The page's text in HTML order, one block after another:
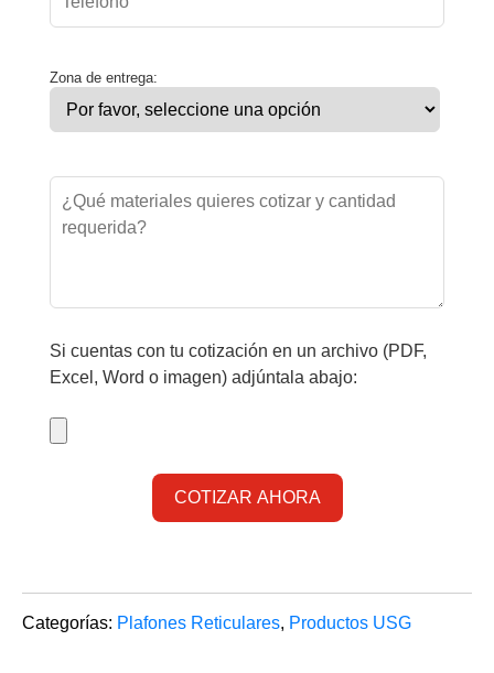
Zona de entrega:
Si cuentas con tu cotización en un archivo (PDF,
Excel, Word o imagen) adjúntala abajo:
Categorías: Plafones Reticulares, Productos USG